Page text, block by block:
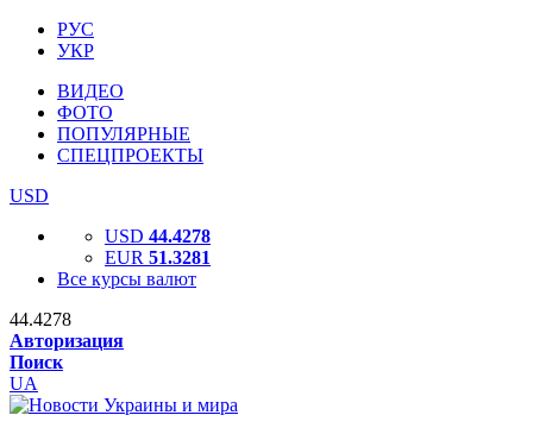
РУС
УКР
ВИДЕО
ФОТО
ПОПУЛЯРНЫЕ
СПЕЦПРОЕКТЫ
USD
USD 44.4278
EUR 51.3281
Все курсы валют
44.4278
Авторизация
Поиск
UA